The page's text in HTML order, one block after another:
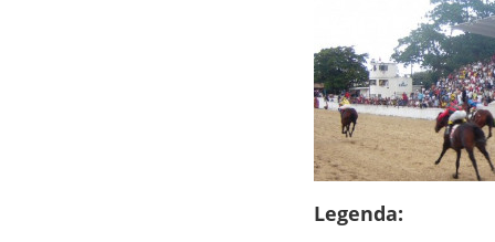
Legenda: